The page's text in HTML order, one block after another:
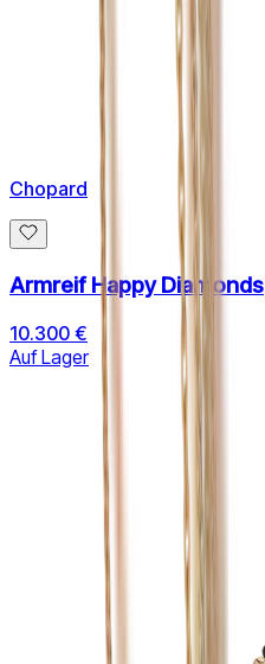
Chopard
Armreif Happy Diamonds
10.300 €
Auf Lager